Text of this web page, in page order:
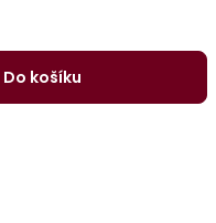
Do košíku